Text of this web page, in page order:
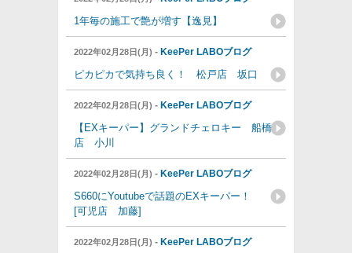
1年毎の施工で艶が増す【逸見】
2022年02月28日(月) - KeePer LABOブログ
ピカピカで気持ち良く！ 松戸店 坂口
2022年02月28日(月) - KeePer LABOブログ
【EXキーパー】グランドチェロキー 船橋
店 小川
2022年02月28日(月) - KeePer LABOブログ
S660にYoutubeで話題のEXキーパー！
[可児店 加藤]
2022年02月28日(月) - KeePer LABOブログ